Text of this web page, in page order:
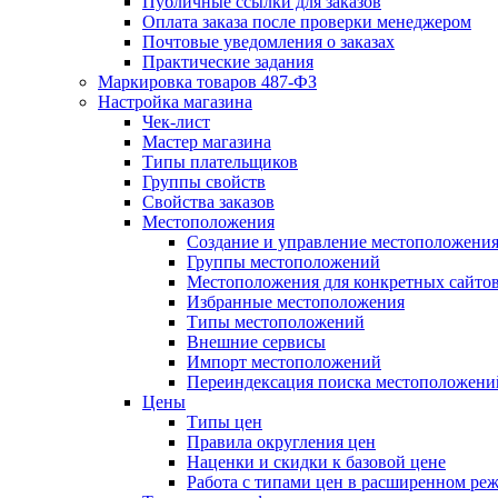
Оплата заказа после проверки менеджером
Почтовые уведомления о заказах
Практические задания
Маркировка товаров 487-ФЗ
Настройка магазина
Чек-лист
Мастер магазина
Типы плательщиков
Группы свойств
Свойства заказов
Местоположения
Создание и управление
Группы местоположений
Местоположения для конкретных сайтов
Избранные местоположения
Типы местоположений
Внешние сервисы
Импорт местоположений
Переиндексация поиска
Цены
Типы цен
Правила округления цен
Наценки и скидки к базовой цене
Работа с типами цен в расширенном